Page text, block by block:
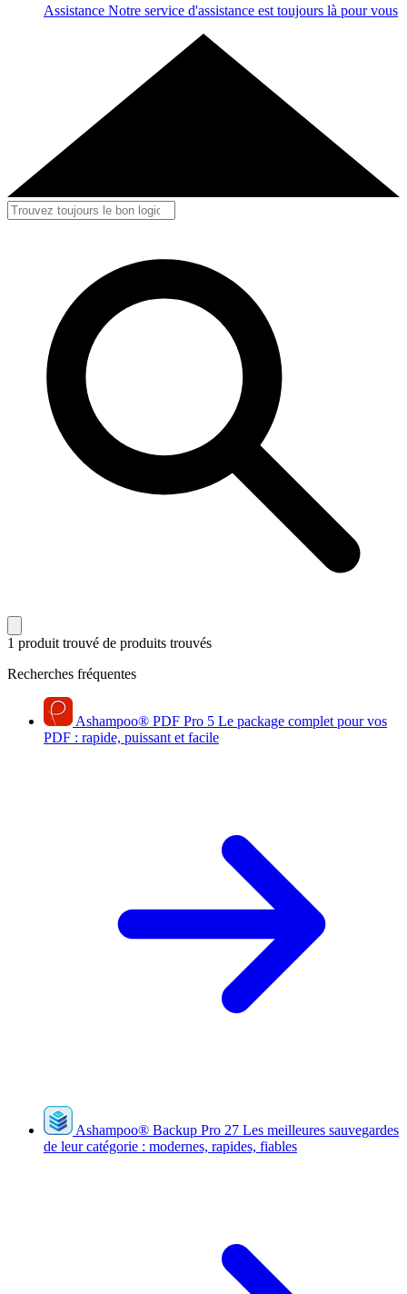
Assistance Notre service d'assistance est toujours là pour vous
1 produit trouvé de produits trouvés
Recherches fréquentes
Ashampoo® PDF Pro 5 Le package complet pour vos
PDF : rapide, puissant et facile
Ashampoo® Backup Pro 27 Les meilleures sauvegardes
de leur catégorie : modernes, rapides, fiables